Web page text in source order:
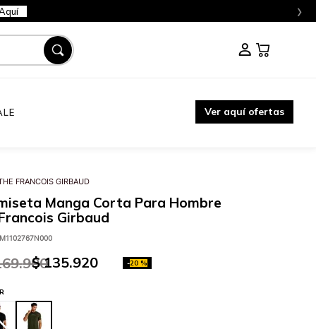
›
Ver aquí ofertas
FRANCOIS GIRBAUD
Manga Corta Para Hombre
Girbaud
.900
$ 135.920 -20 %